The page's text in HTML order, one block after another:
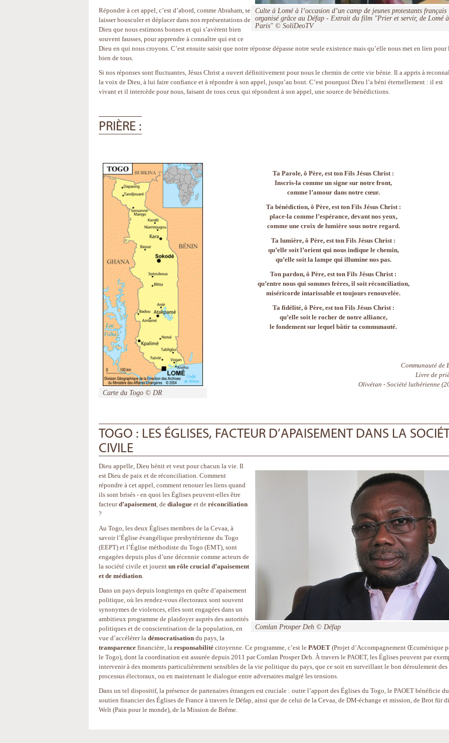
Culte à Lomé à l’occasion d’un camp de jeunes protestants français
organisé grâce au Défap - Extrait du film "Prier et servir, de Lomé à
Paris" © SoliDeoTV
Répondre à cet appel, c’est d’abord, comme Abraham, se
laisser bousculer et déplacer dans nos représentations de
Dieu que nous estimons bonnes et qui s’avèrent bien
souvent fausses, pour apprendre à connaître qui est ce
Dieu en qui nous croyons. C’est ensuite saisir que notre réponse dépasse notre seule existence mais qu’elle nous met en lien pour
bien de tous.
Si nos réponses sont fluctuantes, Jésus Christ a ouvert définitivement pour nous le chemin de cette vie bénie. Il a appris à
la voix de Dieu, à lui faire confiance et à répondre à son appel, jusqu’au bout. C’est pourquoi Dieu l’a béni éternellement : il est
vivant et il intercède pour nous, faisant de tous ceux qui répondent à son appel, une source de bénédictions.
PRIÈRE :
Carte du Togo © DR
Ta Parole, ô Père, est ton Fils Jésus Christ :
Inscris-la comme un signe sur notre front,
comme l’amour dans notre cœur.
Ta bénédiction, ô Père, est ton Fils Jésus Christ :
place-la comme l’espérance, devant nos yeux,
comme une croix de lumière sous notre regard.
Ta lumière, ô Père, est ton Fils Jésus Christ :
qu’elle soit l’orient qui nous indique le chemin,
qu’elle soit la lampe qui illumine nos pas.
Ton pardon, ô Père, est ton Fils Jésus Christ :
qu’entre nous qui sommes frères, il soit réconciliation,
miséricorde intarissable et toujours renouvelée.
Ta fidélité, ô Père, est ton Fils Jésus Christ :
qu’elle soit le rocher de notre alliance,
le fondement sur lequel bâtir ta communauté.
Communauté de
Livre de
Olivétan - Société luthérienne
TOGO : LES ÉGLISES, FACTEUR D’APAISEMENT DANS LA
CIVILE
Comlan Prosper Deh © Défap
Dieu appelle, Dieu bénit et veut pour chacun la vie. Il
est Dieu de paix et de réconciliation. Comment
répondre à cet appel, comment renouer les liens quand
ils sont brisés - en quoi les Églises peuvent-elles être
facteurd’apaisement, de dialogue et de réconciliation
?
Au Togo, les deux Églises membres de la Cevaa, à
savoir l’Église évangélique presbytérienne du Togo
(EEPT) et l’Église méthodiste du Togo (EMT), sont
engagées depuis plus d’une décennie comme acteurs de
la société civile et jouent un rôle crucial d’apaisement
et de médiation.
Dans un pays depuis longtemps en quête d’apaisement
politique, où les rendez-vous électoraux sont souvent
synonymes de violences, elles sont engagées dans un
ambitieux programme de plaidoyer auprès des autorités
politiques et de conscientisation de la population, en
vue d’accélérer la démocratisation du pays, la
transparence financière, la responsabilité citoyenne. Ce programme, c’est le PAOET (Projet d’Accompagnement Œcuménique
le Togo), dont la coordination est assurée depuis 2011 par Comlan Prosper Deh. À travers le PAOET, les Églises peuvent par
intervenir à des moments particulièrement sensibles de la vie politique du pays, que ce soit en surveillant le bon déroulement des
processus électoraux, ou en maintenant le dialogue entre adversaires malgré les tensions.
Dans un tel dispositif, la présence de partenaires étrangers est cruciale : outre l’apport des Églises du Togo, le PAOET bénéficie du
soutien financier des Églises de France à travers le Défap, ainsi que de celui de la Cevaa, de DM-échange et mission, de Brot für
Welt (Pain pour le monde), de la Mission de Brême.